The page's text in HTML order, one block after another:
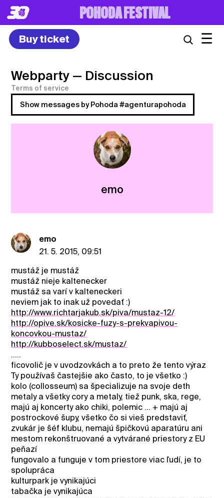
8. – 10.7.2027
Buy ticket ☰
Webparty — Discussion
Terms of service
Show messages by Pohoda #agenturapohoda
emo
emo
21. 5. 2015, 09:51
mustáž je mustáž
mustáž nieje kaltenecker
mustáž sa varí v kalteneckeri
neviem jak to inak už povedať :)
http://www.richtarjakub.sk/piva/mustaz-12/
http://opive.sk/kosicke-fuzy-s-prekvapivou-
koncovkou-mustaz/
http://kubboselect.sk/mustaz/
.....
ficovolič je v uvodzovkách a to preto že tento výraz
Ty používaš častejšie ako často, to je všetko :)
kolo (collosseum) sa špecializuje na svoje deth
metaly a všetky cory a metaly, tiež punk, ska, rege,
majú aj koncerty ako chiki, polemic ... + majú aj
postrockové šupy, všetko čo si vieš predstaviť,
zvukár je šéf klubu, nemajú špičkovú aparatúru ani
mestom rekonštruované a vytvárané priestory z EU
peňazí
fungovalo a funguje v tom priestore viac ľudí, je to
spolupráca
kulturpark je vynikajúci
tabačka je vynikajúca